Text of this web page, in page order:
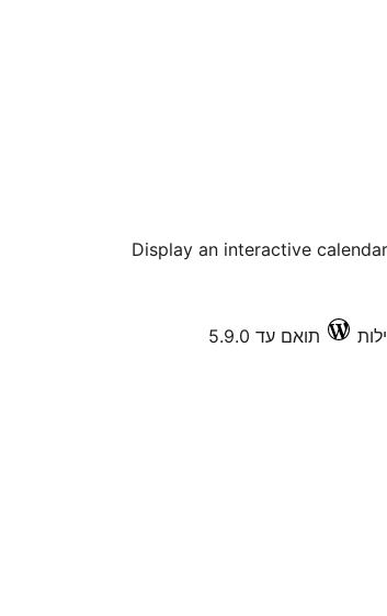
Display an interactive
תואם עד 5.9.0